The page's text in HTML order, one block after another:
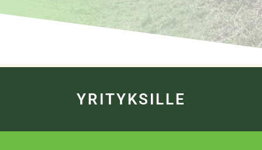
YRITYKSILLE